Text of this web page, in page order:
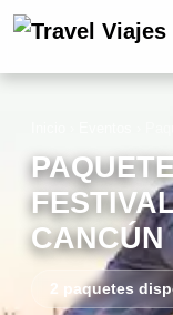
CANCÚN
2 paquetes